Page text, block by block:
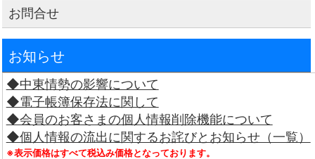
お問合せ
お知らせ
◆中東情勢の影響について
◆電子帳簿保存法に関して
◆会員のお客さまの個人情報削除機能について
◆個人情報の流出に関するお詫びとお知らせ（一覧）
※表示価格はすべて税込み価格となっております。